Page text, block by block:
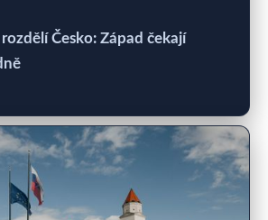
Česko: Západ čekají